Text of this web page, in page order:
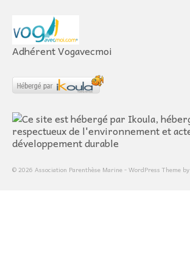
Adhérent Vogavecmoi
© 2026 Association Parenthèse Marine - WordPress Theme by